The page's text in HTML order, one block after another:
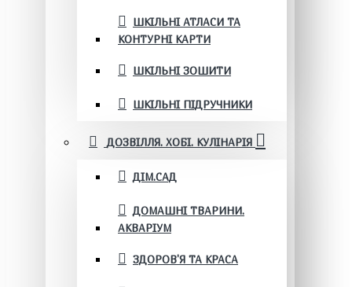
ШКІЛЬНІ АТЛАСИ ТА
КОНТУРНІ КАРТИ
ШКІЛЬНІ ЗОШИТИ
ШКІЛЬНІ ПІДРУЧНИКИ
ДОЗВІЛЛЯ. ХОБІ. КУЛІНАРІЯ
ДІМ.САД
ДОМАШНІ ТВАРИНИ.
АКВАРІУМ
ЗДОРОВ'Я ТА КРАСА